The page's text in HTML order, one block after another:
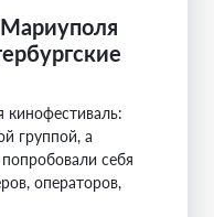
группой, а
себя
операторов,